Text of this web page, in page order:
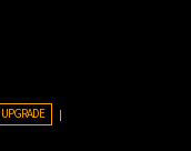
UPGRADE